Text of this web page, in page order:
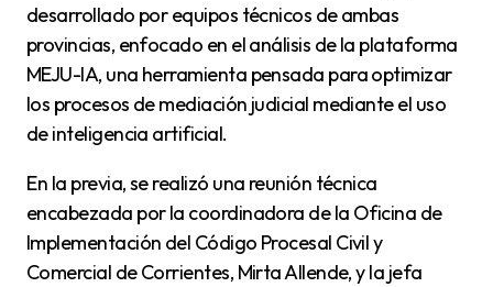
desarrollado por equipos técnicos de ambas
provincias, enfocado en el análisis de la plataforma
MEJU-IA, una herramienta pensada para optimizar
los procesos de mediación judicial mediante el uso
de inteligencia artificial.
En la previa, se realizó una reunión técnica
encabezada por la coordinadora de la Oficina de
Implementación del Código Procesal Civil y
Comercial de Corrientes, Mirta Allende, y la jefa